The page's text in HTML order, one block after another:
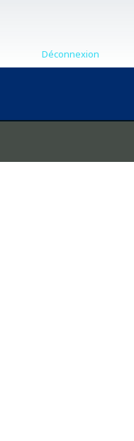
Déconnexion